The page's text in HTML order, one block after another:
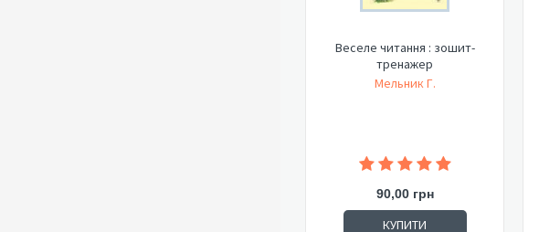
Веселе читання : зошит-
тренажер
Мельник Г.
90,00 грн
КУПИТИ